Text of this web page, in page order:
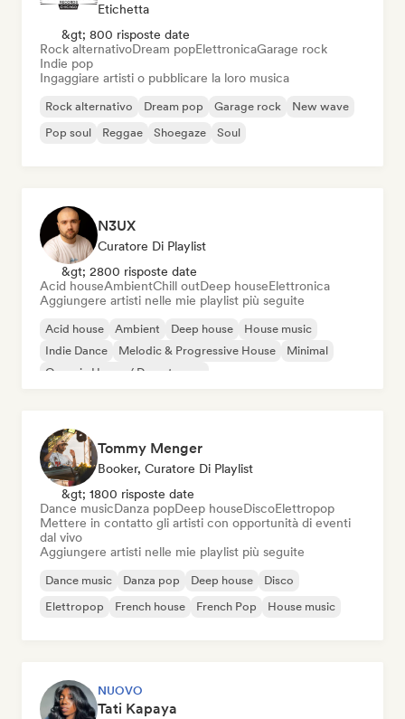
Etichetta
&gt; 800 risposte date
Rock alternativoDream popElettronicaGarage rock
Indie pop
Ingaggiare artisti o pubblicare la loro musica
Rock alternativo Dream pop Garage rock
New wave
Pop soul
Reggae Shoegaze Soul
N3UX
Curatore Di Playlist
&gt; 2800 risposte date
Acid houseAmbientChill outDeep houseElettronica
Aggiungere artisti nelle mie playlist più seguite
Acid house Ambient Deep house
House music
Indie Dance
Melodic & Progressive House
Minimal
Organic House / Downtempo
Tommy Menger
Booker, Curatore Di Playlist
&gt; 1800 risposte date
Dance musicDanza popDeep houseDiscoElettropop
Mettere in contatto gli artisti con opportunità di eventi
dal vivo
Aggiungere artisti nelle mie playlist più seguite
Dance music Danza pop Deep house
Disco
Elettropop
French house French Pop House music
NUOVO
Tati Kapaya